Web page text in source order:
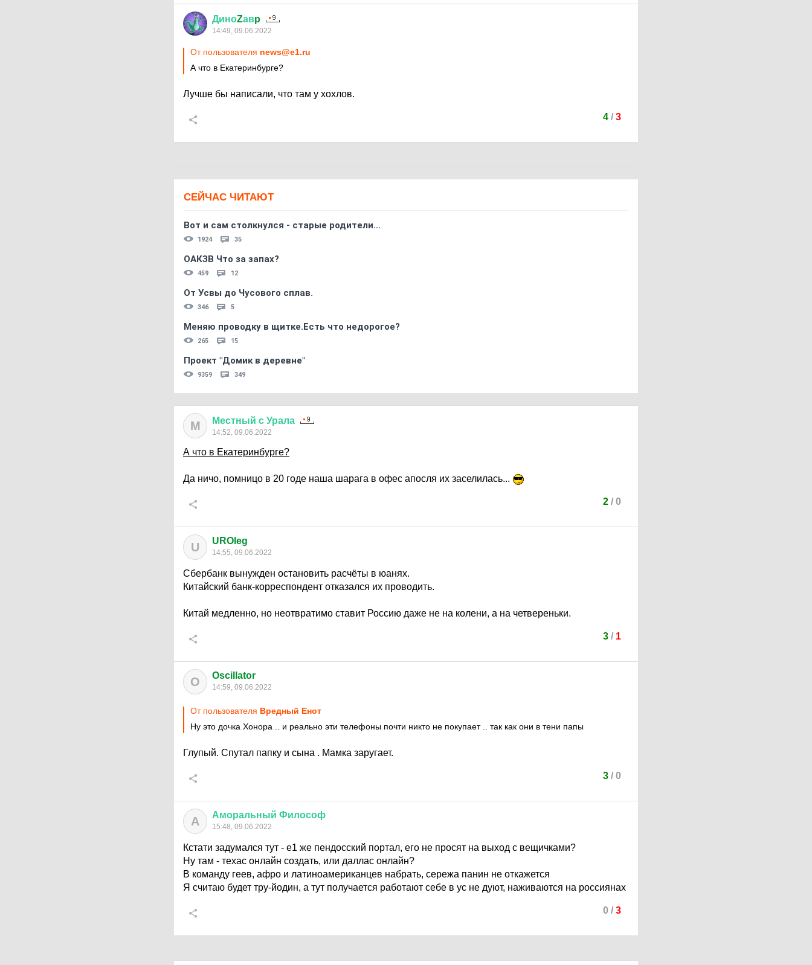
ДиноZавp
14:49, 09.06.2022
От пользователя news@e1.ru
А что в Екатеринбурге?
Лучше бы написали, что там у хохлов.
4/ 3
СЕЙЧАС ЧИТАЮТ
Вот и сам столкнулся - старые родители...
1924 35
ОАКЗВ Что за запах?
459 12
От Усвы до Чусового сплав.
346 5
Меняю проводку в щитке.Есть что недорогое?
265 15
Проект "Домик в деревне"
9359 349
М Местный с Урала
14:52, 09.06.2022
А что в Екатеринбурге?
Да ничо, помницо в 20 годе наша шарага в офес апосля их заселилась...
2/ 0
U UROleg
14:55, 09.06.2022
Сбербанк вынужден остановить расчёты в юанях.
Китайский банк-корреспондент отказался их проводить.
Китай медленно, но неотвратимо ставит Россию даже не на колени, а на четвереньки.
3/ 1
O Oscillator
14:59, 09.06.2022
От пользователя Вредный Енот
Ну это дочка Хонора .. и реально эти телефоны почти никто не покупает .. так как они в тени папы
Глупый. Спутал папку и сына . Мамка заругает.
3/ 0
А Аморальный Философ
15:48, 09.06.2022
Кстати задумался тут - е1 же пендосский портал, его не просят на выход с вещичками?
Ну там - техас онлайн создать, или даллас онлайн?
В команду геев, афро и латиноамериканцев набрать, сережа панин не откажется
Я считаю будет тру-йодин, а тут получается работают себе в ус не дуют, наживаются на россиянах
0 / 3